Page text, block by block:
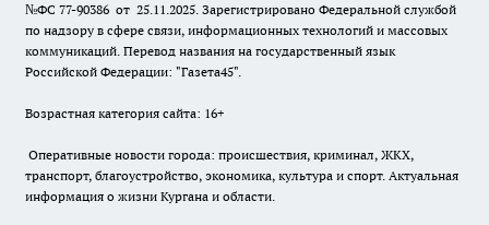
№ФС 77-90386 от 25.11.2025. Зарегистрировано Федеральной службой
по надзору в сфере связи, информационных технологий и массовых
коммуникаций. Перевод названия на государственный язык
Российской Федерации: "Газета45".
Возрастная категория сайта: 16+
Оперативные новости города: происшествия, криминал, ЖКХ,
транспорт, благоустройство, экономика, культура и спорт. Актуальная
информация о жизни Кургана и области.